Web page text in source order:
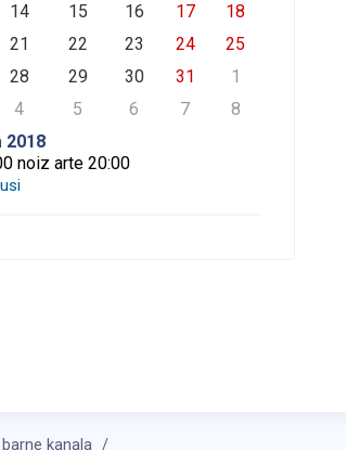
14 15 16 17
18
21 22 23 24
25
28 29 30 31
1
4 5 6 7
8
2018
noiz arte 20:00
kanala